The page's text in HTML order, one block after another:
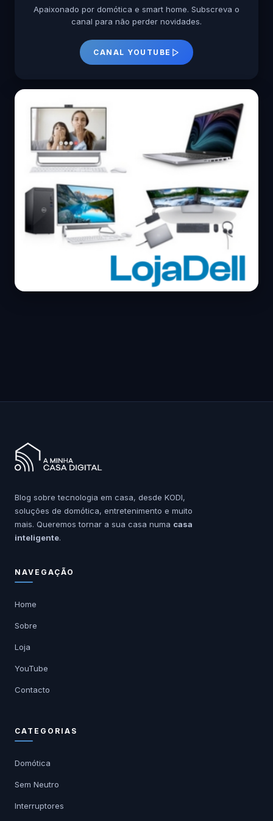
Apaixonado por domótica e smart home. Subscreva o
canal para não perder novidades.
CANAL YOUTUBE
Blog sobre tecnologia em casa, desde KODI,
soluções de domótica, entretenimento e muito
mais. Queremos tornar a sua casa numa casa
inteligente.
NAVEGAÇÃO
Home
Sobre
Loja
YouTube
Contacto
CATEGORIAS
Domótica
Sem Neutro
Interruptores